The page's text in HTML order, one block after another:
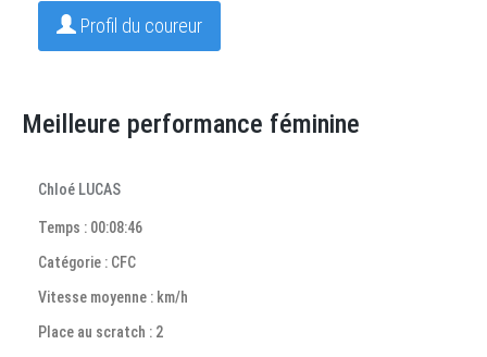
Profil du coureur
Meilleure performance féminine
Chloé LUCAS
Temps : 00:08:46
Catégorie : CFC
Vitesse moyenne : km/h
Place au scratch : 2